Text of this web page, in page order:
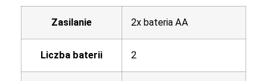
Zasilanie 2x bateria AA
Liczba baterii 2